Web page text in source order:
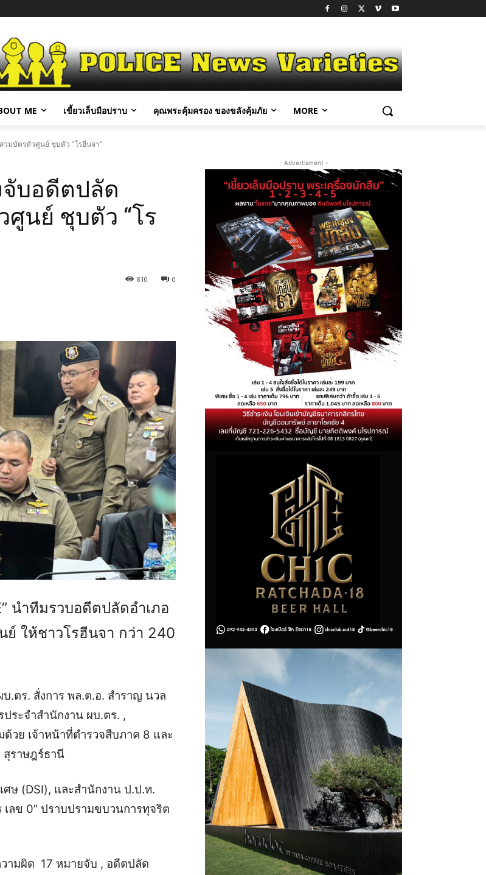
ME เขี้ยวเล็บมือปราบ คุณพระคุ้มครอง ของขลังคุ้มภัย MORE
มบัตรหัวศูนย์ ชุบตัว "โรฮีนจา"
จับอดีตปลัด
นย์ ชุบตัว “โร
0
810
นำทีมรวบอดีตปลัดอำเภอ
ให้ชาวโรฮีนจา กว่า 240
.ตร. สั่งการ พล.ต.อ. สำราญ นวล
ระจำสำนักงาน ผบ.ตร. ,
วย เจ้าหน้าที่ตำรวจสืบภาค 8 และ
สุราษฎร์ธานี
ษ (DSI), และสำนักงาน ป.ป.ท.
ลข 0” ปราบปรามขบวนการทุจริต
ามผิด 17 หมายจับ , อดีตปลัด
- Advertisment -